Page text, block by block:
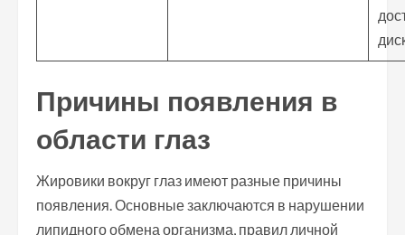
Причины появления в
области глаз
Жировики вокруг глаз имеют разные причины
появления. Основные заключаются в нарушении
липидного обмена организма, правил личной